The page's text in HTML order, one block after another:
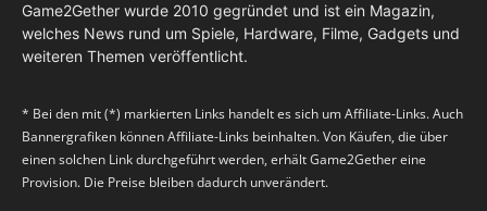
Game2Gether wurde 2010 gegründet und ist ein Magazin,
welches News rund um Spiele, Hardware, Filme, Gadgets und
weiteren Themen veröffentlicht.
* Bei den mit (*) markierten Links handelt es sich um Affiliate-Links. Auch
Bannergrafiken können Affiliate-Links beinhalten. Von Käufen, die über
einen solchen Link durchgeführt werden, erhält Game2Gether eine
Provision. Die Preise bleiben dadurch unverändert.